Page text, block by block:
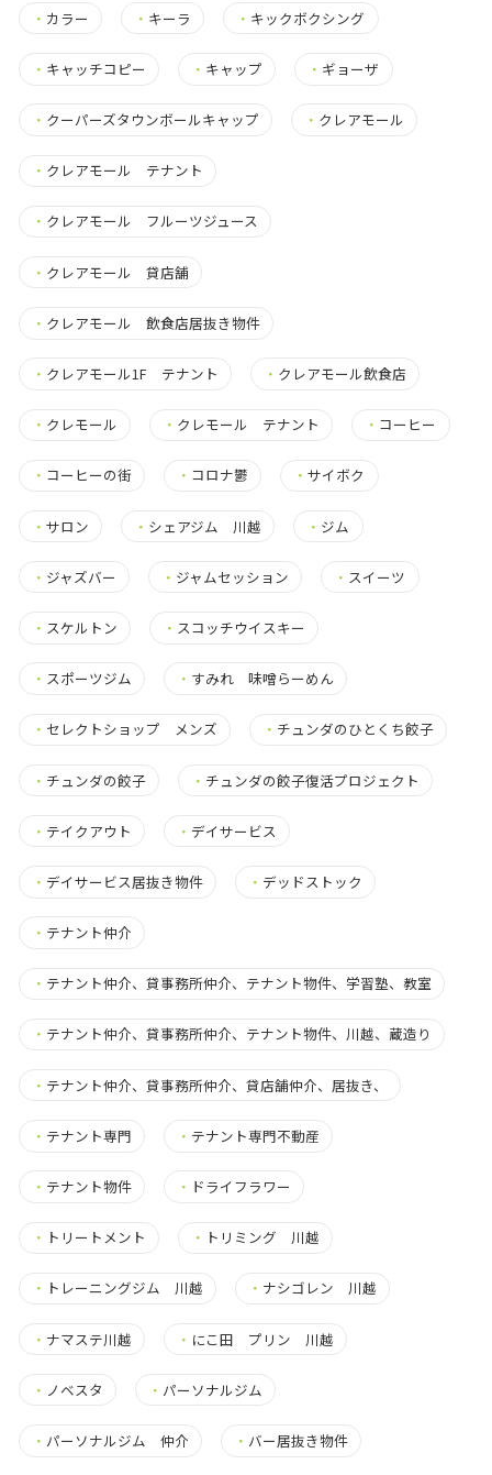
・ カラー ・ キーラ ・ キックボクシング
・ キャッチコピー ・ キャップ ・ ギョーザ
・ クーパーズタウンボールキャップ ・ クレアモール
・ クレアモール テナント
・ クレアモール フルーツジュース
・ クレアモール 貸店舗
・ クレアモール 飲食店居抜き物件
・ クレアモール1F テナント ・ クレアモール飲食店
・ クレモール ・ クレモール テナント ・ コーヒー
・ コーヒーの街 ・ コロナ鬱 ・サイボク
・ サロン ・ シェアジム 川越 ・ ジム
・ ジャズバー ・ ジャムセッション ・ スイーツ
・ スケルトン ・ スコッチウイスキー
・ スポーツジム ・ すみれ 味噌らーめん
・ セレクトショップ メンズ ・ チュンダのひとくち餃子
・ チュンダの餃子 ・ チュンダの餃子復活プロジェクト
・ テイクアウト ・ デイサービス
・ デイサービス居抜き物件 ・ デッドストック
・ テナント仲介
・ テナント仲介、貸事務所仲介、テナント物件、学習塾、教室
・ テナント仲介、貸事務所仲介、テナント物件、川越、蔵造り
・ テナント仲介、貸事務所仲介、貸店舗仲介、居抜き、
・ テナント専門 ・ テナント専門不動産
・ テナント物件 ・ ドライフラワー
・ トリートメント ・ トリミング 川越
・ トレーニングジム 川越 ・ ナシゴレン 川越
・ ナマステ川越 ・ にこ田 プリン 川越
・ ノベスタ ・ パーソナルジム
・ パーソナルジム 仲介 ・ バー居抜き物件